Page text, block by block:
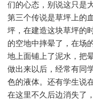
们的心态，别说这只是
第三个传说是草坪上的
坪，在建造这块草坪的
的空地中摔晕了，在场
地上面铺上了泥水，把
做出来以后，经常有同
色的液体。还有学生说
在这里不久后边消失了